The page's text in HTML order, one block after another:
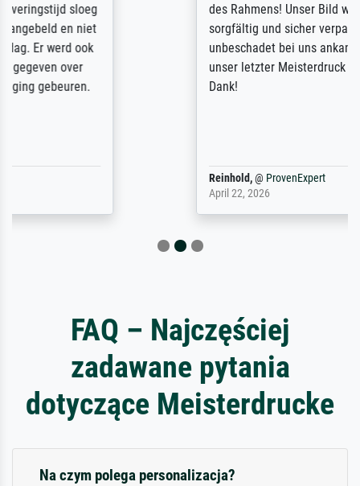
des Rahmens! Unser Bild wurde sehr
sorgfältig und sicher verpackt, so dass es
unbeschadet bei uns ankam. Es wird nicht
unser letzter Meisterdruck sein. Vielen
Dank!
FAQ – Najczęściej
zadawane pytania
dotyczące Meisterdrucke
Na czym polega personalizacja?